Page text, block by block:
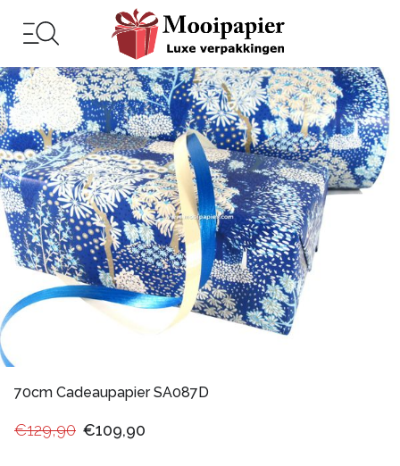
70cm Cadeaupapier SA087D
€129,90 €109,90